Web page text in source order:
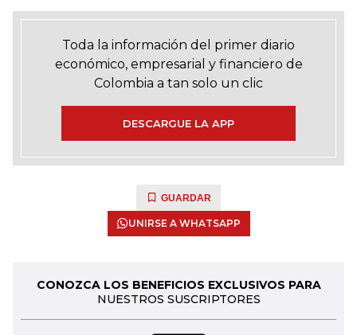
Toda la información del primer diario
económico, empresarial y financiero de
Colombia a tan solo un clic
DESCARGUE LA APP
GUARDAR
UNIRSE A WHATSAPP
CONOZCA LOS BENEFICIOS EXCLUSIVOS PARA
NUESTROS SUSCRIPTORES